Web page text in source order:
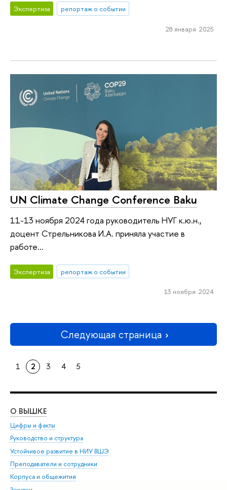
Экспертиза репортаж о событии
28 января 2025
UN Climate Change Conference Baku
11-13 ноября 2024 года руководитель НУГ к.ю.н.,
доцент Стрельникова И.А. приняла участие в
работе...
Экспертиза репортаж о событии
13 ноября 2024
Следующая страница
1 2 3 4 5
О ВЫШКЕ
Цифры и факты
Руководство и структура
Устойчивое развитие в НИУ ВШЭ
Преподаватели и сотрудники
Корпуса и общежития